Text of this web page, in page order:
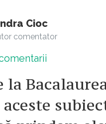
Cioc
comentator
la